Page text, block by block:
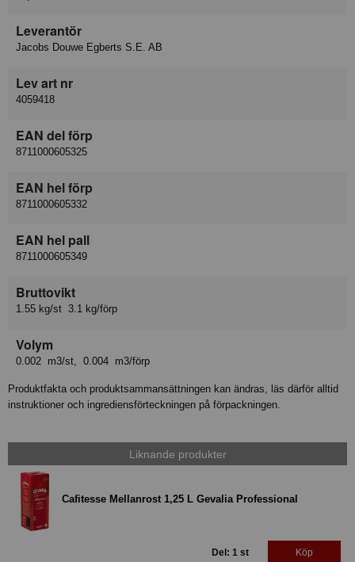
Leverantör
Jacobs Douwe Egberts S.E. AB
Lev art nr
4059418
EAN del förp
8711000605325
EAN hel förp
8711000605332
EAN hel pall
8711000605349
Bruttovikt
1.55 kg/st 3.1 kg/förp
Volym
0.002 m3/st, 0.004 m3/förp
Produktfakta och produktsammansättningen kan ändras, läs därför alltid
instruktioner och ingrediensförteckningen på förpackningen.
Liknande produkter
Cafitesse Mellanrost 1,25 L Gevalia Professional
Del: 1 st Köp